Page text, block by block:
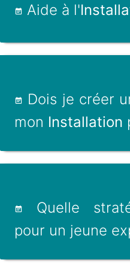
Aide à l'
Dois je créer
mon Installation
Quelle
pour un jeune